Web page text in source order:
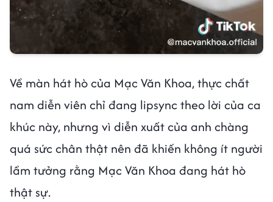
Về màn hát hò của Mạc Văn Khoa, thực chất
nam diễn viên chỉ đang lipsync theo lời của ca
khúc này, nhưng vì diễn xuất của anh chàng
quá sức chân thật nên đã khiến không ít người
lầm tưởng rằng Mạc Văn Khoa đang hát hò
thật sự.